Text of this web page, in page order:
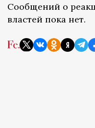
Сообщений о
властей пока нет.